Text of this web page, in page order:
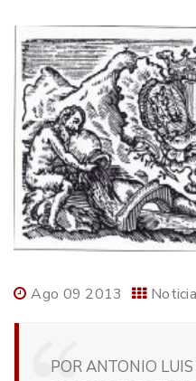
Ago 09 2013
POR ANTONIO